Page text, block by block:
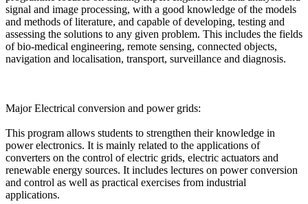
signal and image processing, with a good knowledge of the models
and methods of literature, and capable of developing, testing and
assessing the solutions to any given problem. This includes the fields
of bio-medical engineering, remote sensing, connected objects,
navigation and localisation, transport, surveillance and diagnosis.
Major Electrical conversion and power grids:
This program allows students to strengthen their knowledge in
power electronics. It is mainly related to the applications of
converters on the control of electric grids, electric actuators and
renewable energy sources. It includes lectures on power conversion
and control as well as practical exercises from industrial
applications.